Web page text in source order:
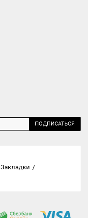
ПОДПИСАТЬСЯ
Закладки